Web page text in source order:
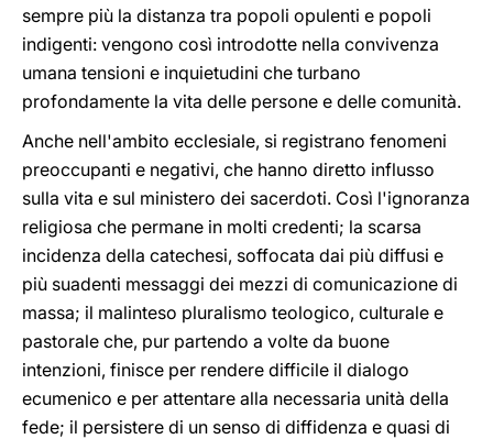
sempre più la distanza tra popoli opulenti e popoli
indigenti: vengono così introdotte nella convivenza
umana tensioni e inquietudini che turbano
profondamente la vita delle persone e delle comunità.
Anche nell'ambito ecclesiale, si registrano fenomeni
preoccupanti e negativi, che hanno diretto influsso
sulla vita e sul ministero dei sacerdoti. Così l'ignoranza
religiosa che permane in molti credenti; la scarsa
incidenza della catechesi, soffocata dai più diffusi e
più suadenti messaggi dei mezzi di comunicazione di
massa; il malinteso pluralismo teologico, culturale e
pastorale che, pur partendo a volte da buone
intenzioni, finisce per rendere difficile il dialogo
ecumenico e per attentare alla necessaria unità della
fede; il persistere di un senso di diffidenza e quasi di